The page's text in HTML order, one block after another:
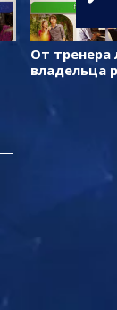
От
владельца